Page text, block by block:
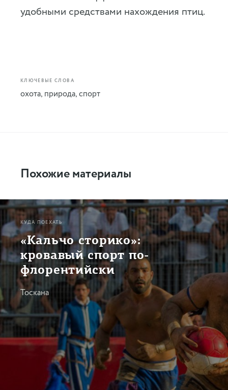
удобными средствами нахождения птиц.
КЛЮЧЕВЫЕ СЛОВА
охота, природа,спорт
Похожие материалы
КУДА ПОЕХАТЬ
«Кальчо сторико»:
кровавый спорт по-
флорентийски
Тоскана